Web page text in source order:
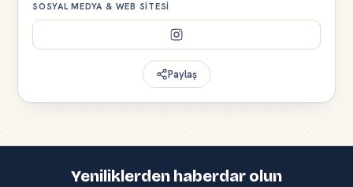
SOSYAL MEDYA & WEB SITESI
Paylaş
Yeniliklerden haberdar olun